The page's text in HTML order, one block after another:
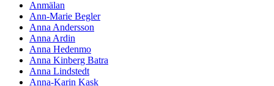
Anmälan
Ann-Marie Begler
Anna Andersson
Anna Ardin
Anna Hedenmo
Anna Kinberg Batra
Anna Lindstedt
Anna-Karin Kask